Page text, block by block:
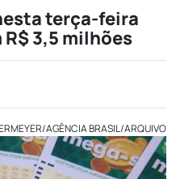
terça-feira
3,5 milhões
AGÊNCIA BRASIL/ARQUIVO